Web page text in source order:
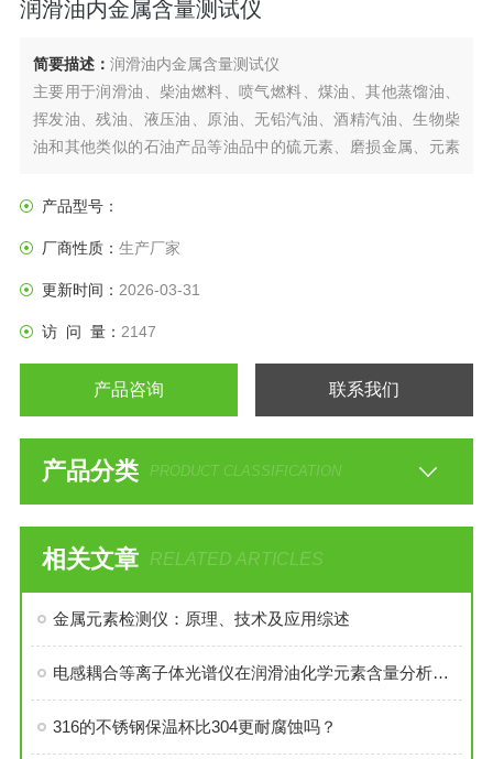
润滑油内金属含量测试仪
简要描述： 润滑油内金属含量测试仪
主要用于润滑油、柴油燃料、喷气燃料、煤油、其他蒸馏油、
挥发油、残油、液压油、原油、无铅汽油、酒精汽油、生物柴
油和其他类似的石油产品等油品中的硫元素、磨损金属、元素
产品型号：
厂商性质： 生产厂家
更新时间： 2026-03-31
访 问 量： 2147
产品咨询 联系我们
产品分类 PRODUCT CLASSIFICATION
相关文章 RELATED ARTICLES
金属元素检测仪：原理、技术及应用综述
电感耦合等离子体光谱仪在润滑油化学元素含量分析中的应用
316的不锈钢保温杯比304更耐腐蚀吗？